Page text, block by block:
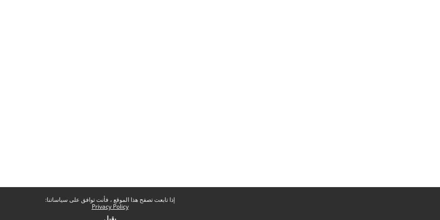
إذا تابعت تصفح هذا الموقع ، فأنت توافق على سياساتنا:
Privacy Policy